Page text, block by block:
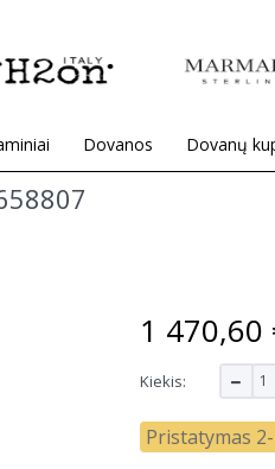
Dovanos Dovanų
1 470,60
Kiekis:
Pristatymas